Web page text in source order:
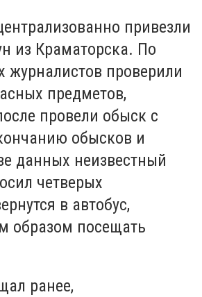
привезли
из Краматорска. По
журналистов проверили
предметов,
провели обыск с
обысков и
данных неизвестный
четверых
в автобус,
образом посещать
ранее,